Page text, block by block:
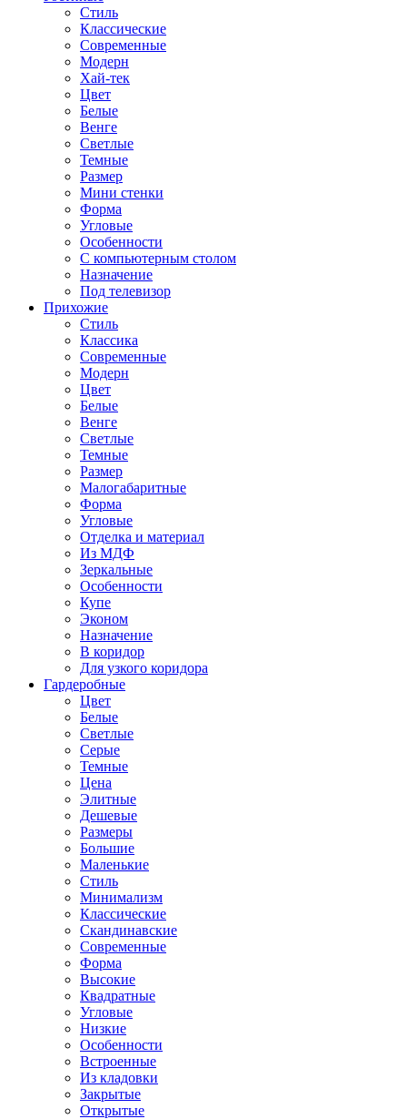
Стиль
Классические
Современные
Модерн
Хай-тек
Цвет
Белые
Венге
Светлые
Темные
Размер
Мини стенки
Форма
Угловые
Особенности
С компьютерным столом
Назначение
Под телевизор
Прихожие
Стиль
Классика
Современные
Модерн
Цвет
Белые
Венге
Светлые
Темные
Размер
Малогабаритные
Форма
Угловые
Отделка и материал
Из МДФ
Зеркальные
Особенности
Купе
Эконом
Назначение
В коридор
Для узкого коридора
Гардеробные
Цвет
Белые
Светлые
Серые
Темные
Цена
Элитные
Дешевые
Размеры
Большие
Маленькие
Стиль
Минимализм
Классические
Скандинавские
Современные
Форма
Высокие
Квадратные
Угловые
Низкие
Особенности
Встроенные
Из кладовки
Закрытые
Открытые